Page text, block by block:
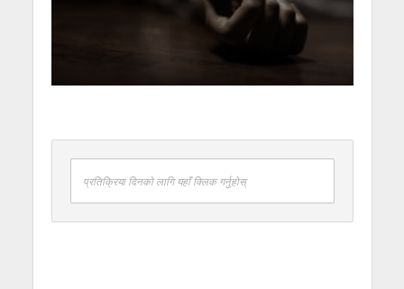
प्रतिक्रिया दिनको लागि यहाँ क्लिक गर्नुहोस्